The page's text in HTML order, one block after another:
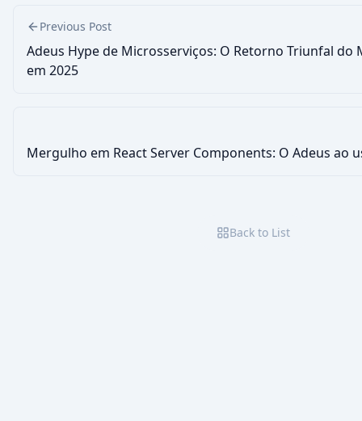
Previous Post
Adeus Hype de Microsserviços: O Retorno Triunfal
em 2025
Mergulho em React Server Components: O Adeus ao
Back to List